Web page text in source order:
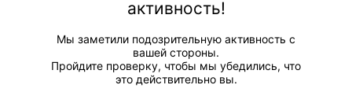
активность!
Мы заметили подозрительную активность с
вашей стороны.
Пройдите проверку, чтобы мы убедились, что
это действительно вы.